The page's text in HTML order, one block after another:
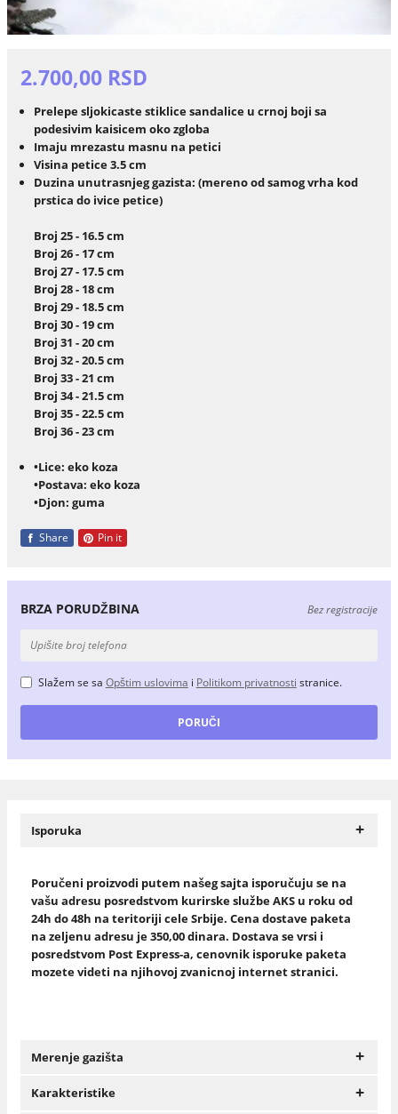
2.700,00 RSD
Prelepe sljokicaste stiklice sandalice u crnoj boji sa
podesivim kaisicem oko zgloba
Imaju mrezastu masnu na petici
Visina petice 3.5 cm
Duzina unutrasnjeg gazista: (mereno od samog vrha kod
prstica do ivice petice)
Broj 25 - 16.5 cm
Broj 26 - 17 cm
Broj 27 - 17.5 cm
Broj 28 - 18 cm
Broj 29 - 18.5 cm
Broj 30 - 19 cm
Broj 31 - 20 cm
Broj 32 - 20.5 cm
Broj 33 - 21 cm
Broj 34 - 21.5 cm
Broj 35 - 22.5 cm
Broj 36 - 23 cm
•Lice: eko koza
•Postava: eko koza
•Djon: guma
Share Pin it
BRZA PORUDŽBINA Bez registracije
Slažem se sa Opštim uslovima i Politikom privatnosti stranice.
Isporuka +
Poručeni proizvodi putem našeg sajta isporučuju se na
vašu adresu posredstvom kurirske službe AKS u roku od
24h do 48h na teritoriji cele Srbije. Cena dostave paketa
na zeljenu adresu je 350,00 dinara. Dostava se vrsi i
posredstvom Post Express-a, cenovnik isporuke paketa
mozete videti na njihovoj zvanicnoj internet stranici.
Merenje gazišta +
Karakteristike +